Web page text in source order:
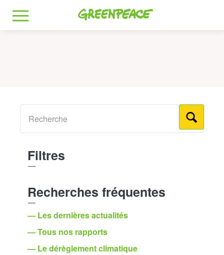
Greenpeace
MENU
Filtres
Recherches fréquentes
— Les dernières actualités
— Tous nos rapports
— Le dérèglement climatique